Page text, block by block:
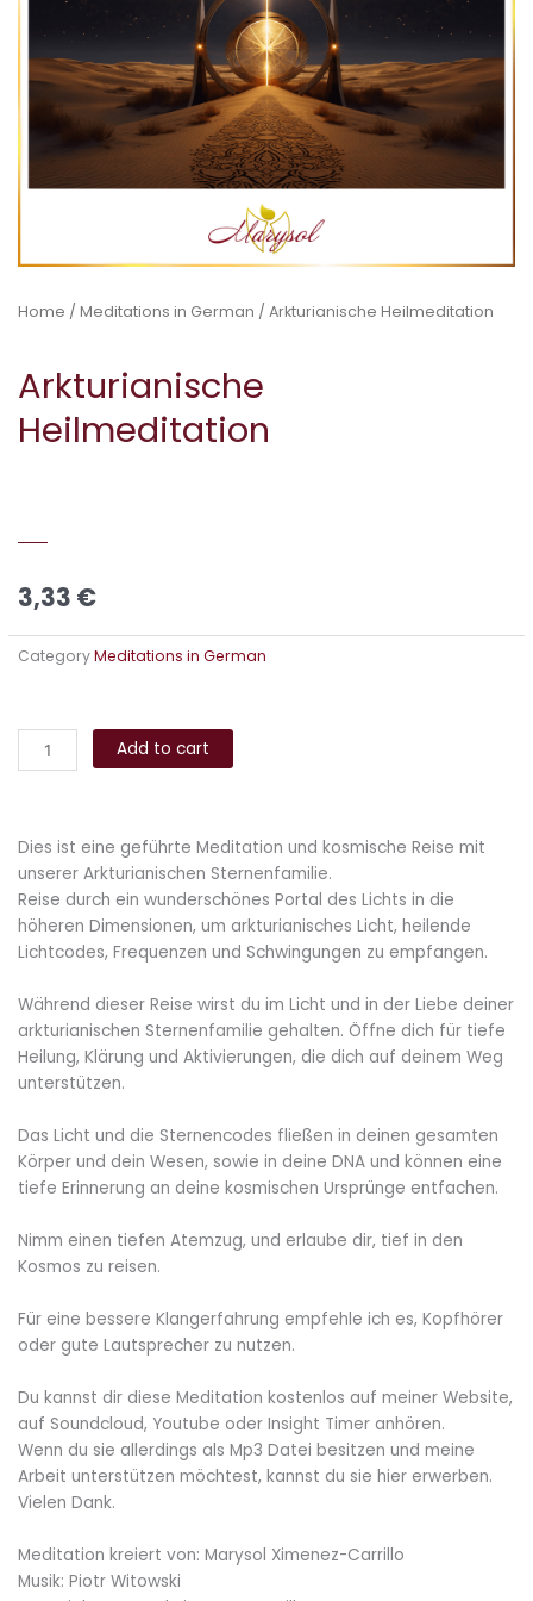
Home / Meditations in German / Arkturianische Heilmeditation
Arkturianische
Heilmeditation
3,33 €
CategoryMeditations in German
Heilmeditation
quantity
Add to cart
Dies ist eine geführte Meditation und kosmische Reise mit
unserer Arkturianischen Sternenfamilie.
Reise durch ein wunderschönes Portal des Lichts in die
höheren Dimensionen, um arkturianisches Licht, heilende
Lichtcodes, Frequenzen und Schwingungen zu empfangen.
Während dieser Reise wirst du im Licht und in der Liebe deiner
arkturianischen Sternenfamilie gehalten. Öffne dich für tiefe
Heilung, Klärung und Aktivierungen, die dich auf deinem Weg
unterstützen.
Das Licht und die Sternencodes fließen in deinen gesamten
Körper und dein Wesen, sowie in deine DNA und können eine
tiefe Erinnerung an deine kosmischen Ursprünge entfachen.
Nimm einen tiefen Atemzug, und erlaube dir, tief in den
Kosmos zu reisen.
Für eine bessere Klangerfahrung empfehle ich es, Kopfhörer
oder gute Lautsprecher zu nutzen.
Du kannst dir diese Meditation kostenlos auf meiner Website,
auf Soundcloud, Youtube oder Insight Timer anhören.
Wenn du sie allerdings als Mp3 Datei besitzen und meine
Arbeit unterstützen möchtest, kannst du sie hier erwerben.
Vielen Dank.
Meditation kreiert von: Marysol Ximenez-Carrillo
Musik: Piotr Witowski